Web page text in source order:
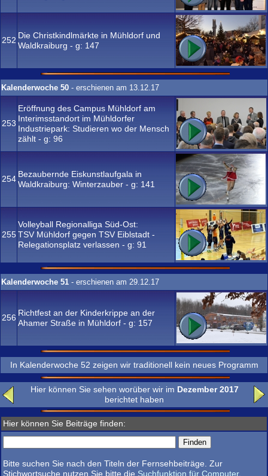
252 Die Christkindlmärkte in Mühldorf und
Waldkraiburg - g: 147
Kalenderwoche 50 - erschienen am 13.12.17
253
Eröffnung des Campus Mühldorf am
Interimsstandort im Mühldorfer
Industriepark: Studieren wo der Mensch
zählt - g: 96
254 Bezaubernde Eiskunstlaufgala in
Waldkraiburg: Winterzauber - g: 141
255
Volleyball Regionalliga Süd-Ost:
TSV Mühldorf gegen TSV Eiblstadt -
Relegationsplatz verlassen - g: 91
Kalenderwoche 51 - erschienen am 29.12.17
256 Richtfest an der Kinderkrippe an der
Ahamer Straße in Mühldorf - g: 157
In Kalenderwoche 52 zeigen wir traditionell kein neues Programm
Hier können Sie sehen worüber wir im Dezember 2017
berichtet haben
Hier können Sie Beiträge finden:
Bitte suchen Sie nach den Titeln der Fernsehbeiträge. Zur
Stichwortsuche nutzen Sie bitte die Suchfunktion für Computer.